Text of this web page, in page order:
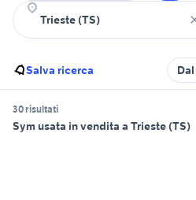
Salva ricerca
30 risultati
Sym usata in vendita a Trieste (TS)